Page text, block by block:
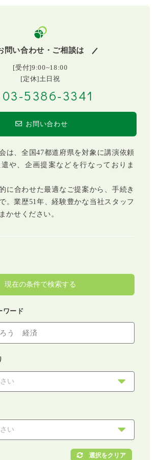
問い合わせ・ご相談は
[受付]9:00~18:00
[定休]土日祝
03-5386-3341
お問い合わせ
は、全国47都道府県を対象に講演依頼
や、企画提案などを行なっておりま
に合わせた最適なご提案から、手続き
。業歴51年、経験豊かな当社スタッフ
かせください。
現在の条件で検索する
ワード